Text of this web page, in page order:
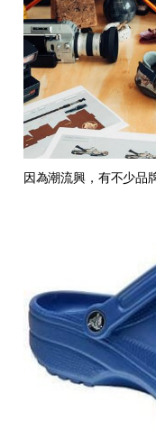
因為潮流興，有不少品